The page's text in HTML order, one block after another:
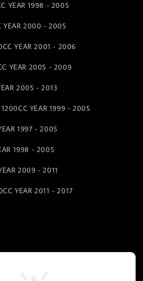
YEAR 1998 - 2005
YEAR 2000 - 2005
YEAR 2001 - 2006
YEAR 2005 - 2009
2005 - 2013
YEAR 1999 - 2005
1997 - 2005
1998 - 2005
2009 - 2011
YEAR 2011 - 2017